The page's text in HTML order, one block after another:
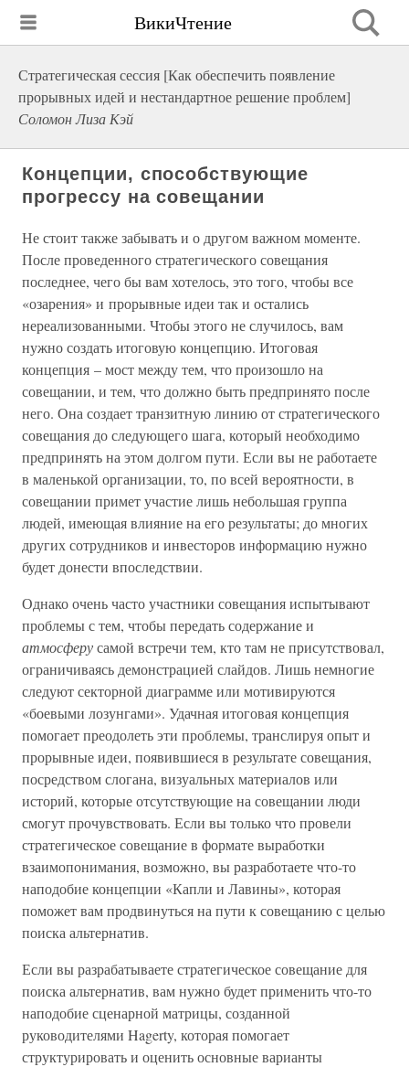
ВикиЧтение
Стратегическая сессия [Как обеспечить появление
прорывных идей и нестандартное решение проблем]
Соломон Лиза Кэй
Концепции, способствующие
прогрессу на совещании
Не стоит также забывать и о другом важном моменте.
После проведенного стратегического совещания
последнее, чего бы вам хотелось, это того, чтобы все
«озарения» и прорывные идеи так и остались
нереализованными. Чтобы этого не случилось, вам
нужно создать итоговую концепцию. Итоговая
концепция – мост между тем, что произошло на
совещании, и тем, что должно быть предпринято после
него. Она создает транзитную линию от стратегического
совещания до следующего шага, который необходимо
предпринять на этом долгом пути. Если вы не работаете
в маленькой организации, то, по всей вероятности, в
совещании примет участие лишь небольшая группа
людей, имеющая влияние на его результаты; до многих
других сотрудников и инвесторов информацию нужно
будет донести впоследствии.
Однако очень часто участники совещания испытывают
проблемы с тем, чтобы передать содержание и
атмосферусамой встречи тем, кто там не присутствовал,
ограничиваясь демонстрацией слайдов. Лишь немногие
следуют секторной диаграмме или мотивируются
«боевыми лозунгами». Удачная итоговая концепция
помогает преодолеть эти проблемы, транслируя опыт и
прорывные идеи, появившиеся в результате совещания,
посредством слогана, визуальных материалов или
историй, которые отсутствующие на совещании люди
смогут прочувствовать. Если вы только что провели
стратегическое совещание в формате выработки
взаимопонимания, возможно, вы разработаете что-то
наподобие концепции «Капли и Лавины», которая
поможет вам продвинуться на пути к совещанию с целью
поиска альтернатив.
Если вы разрабатываете стратегическое совещание для
поиска альтернатив, вам нужно будет применить что-то
наподобие сценарной матрицы, созданной
руководителями Hagerty, которая помогает
структурировать и оценить основные варианты